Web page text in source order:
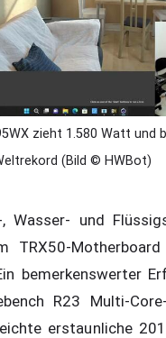
als auch den
ist als
noch
zieht 1.580 Watt und
(Bild © HWBot)
und
TRX50-
bemerkenswerter
R23 Multi-
erstaunliche